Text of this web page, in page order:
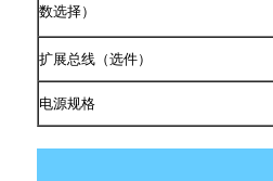
数选择）
扩展总线（选件）
电源规格